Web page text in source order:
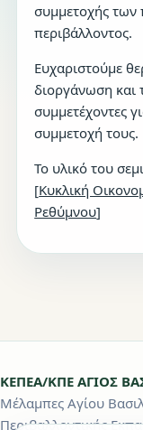
συμμετοχής των
περιβάλλοντος.
Ευχαριστούμε
διοργάνωση και
συμμετέχοντες
συμμετοχή τους.
Το υλικό του
[Κυκλική
Ρεθύμνου]
ΚΕΠΕΑ/ΚΠΕ ΑΓΙΟΣ
Μέλαμπες Αγίου
Περιβαλλοντικής